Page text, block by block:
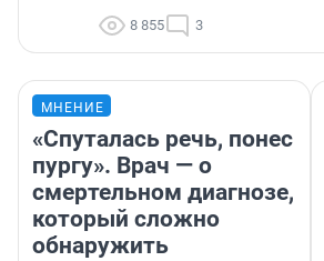
8 855 3
МНЕНИЕ
«Спуталась речь, понес
пургу». Врач — о
смертельном диагнозе,
который сложно
обнаружить